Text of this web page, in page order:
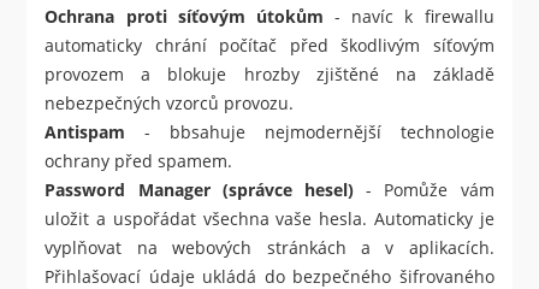
Ochrana proti síťovým útokům - navíc k firewallu
automaticky chrání počítač před škodlivým síťovým
provozem a blokuje hrozby zjištěné na základě
nebezpečných vzorců provozu.
Antispam - bbsahuje nejmodernější technologie
ochrany před spamem.
Password Manager (správce hesel) - Pomůže vám
uložit a uspořádat všechna vaše hesla. Automaticky je
vyplňovat na webových stránkách a v aplikacích.
Přihlašovací údaje ukládá do bezpečného šifrovaného